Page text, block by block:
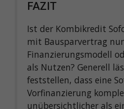
FAZIT
Ist der Kombikredit
mit Bausparvertrag
Finanzierungsmodell
als Nutzen? Generell
feststellen, dass eine
Vorfinanzierung
unübersichtlicher als